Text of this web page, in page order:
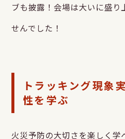
ブも披露！会場は大いに盛り
せんでした！
トラッキング現象
性を学ぶ
火災予防の大切さを楽しく学